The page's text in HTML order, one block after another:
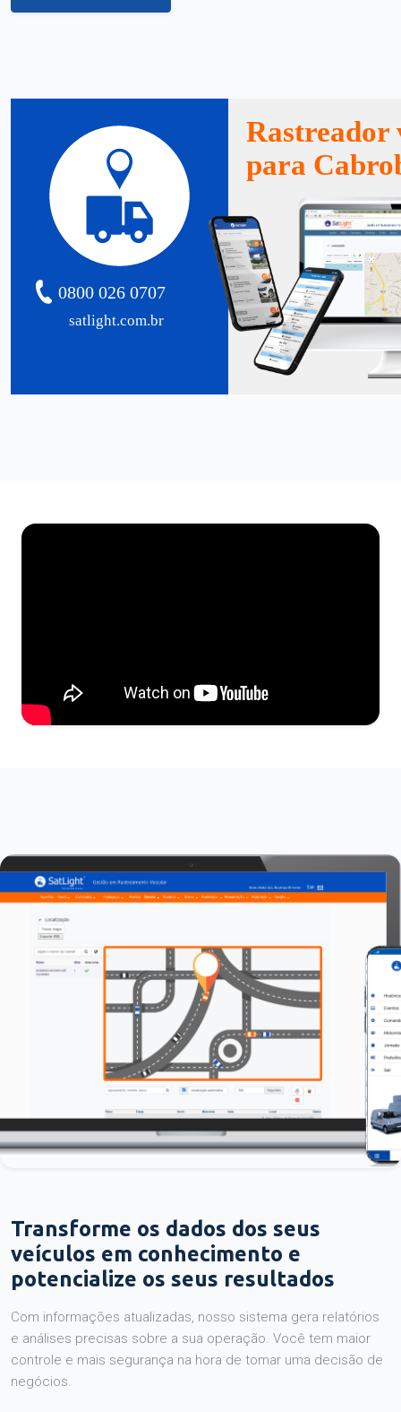
satlight.com.br
0800 026 0707
Rastreador
para
Transforme os dados dos seus
veículos em conhecimento e
potencialize os seus resultados
Com informações atualizadas, nosso sistema gera relatórios
e análises precisas sobre a sua operação. Você tem maior
controle e mais segurança na hora de tomar uma decisão de
negócios.